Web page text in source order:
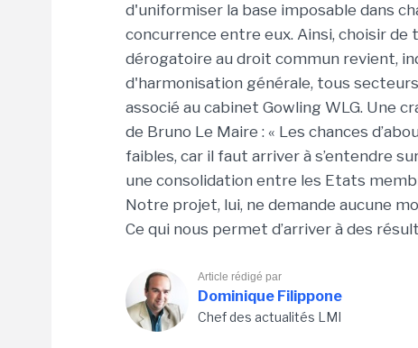
d'uniformiser la base imposable dans
concurrence entre eux. Ainsi, choisir
dérogatoire au droit commun revient,
d'harmonisation générale, tous
associé au cabinet Gowling WLG. Une
de Bruno Le Maire : « Les chances
faibles, car il faut arriver à s’entendre
une consolidation entre les Etats
Notre projet, lui, ne demande aucune
Ce qui nous permet d’arriver à des
Article rédigé par
Dominique Filippone
Chef des actualités LMI